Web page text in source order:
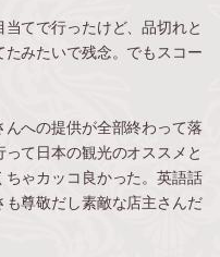
てで行ったけど、品切れと
みたいで残念。でもスコー
への提供が全部終わって落
て日本の観光のオススメと
ゃカッコ良かった。英語話
尊敬だし素敵な店主さんだ